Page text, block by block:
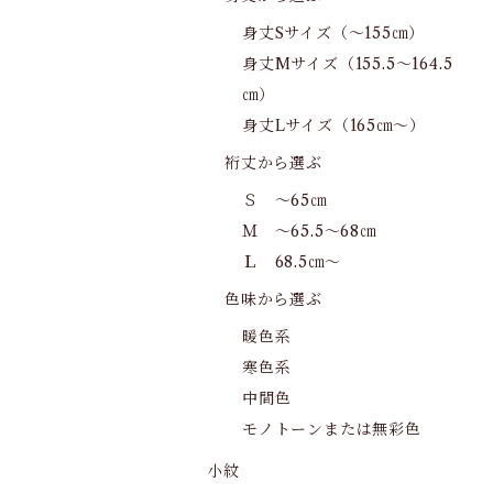
身丈Sサイズ（～155㎝）
身丈Mサイズ（155.5～164.5
㎝）
身丈Lサイズ（165㎝～）
裄丈から選ぶ
Ｓ ～65㎝
Ｍ ～65.5～68㎝
Ｌ 68.5㎝～
色味から選ぶ
暖色系
寒色系
中間色
モノトーンまたは無彩色
小紋